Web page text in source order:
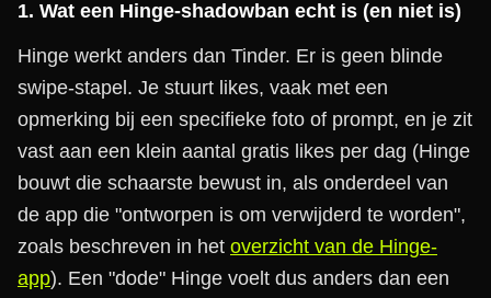
1. Wat een Hinge-shadowban echt is (en niet is)
Hinge werkt anders dan Tinder. Er is geen blinde
swipe-stapel. Je stuurt likes, vaak met een
opmerking bij een specifieke foto of prompt, en je zit
vast aan een klein aantal gratis likes per dag (Hinge
bouwt die schaarste bewust in, als onderdeel van
de app die "ontworpen is om verwijderd te worden",
zoals beschreven in het overzicht van de Hinge-
app). Een "dode" Hinge voelt dus anders dan een